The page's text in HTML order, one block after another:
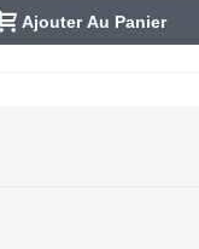
Ajouter Au Panier